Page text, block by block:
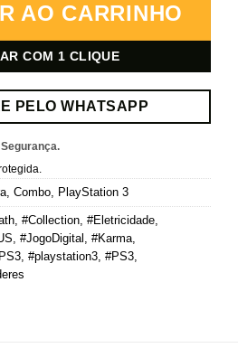
AO CARRINHO
COM 1 CLIQUE
PELO WHATSAPP
Combo PlayStation 3
#Collection #Eletricidade
#JogoDigital #Karma
#playstation3 #PS3